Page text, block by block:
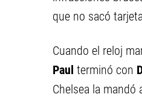
que no sacó
Cuando el reloj
Paul terminó con
Chelsea la mandó